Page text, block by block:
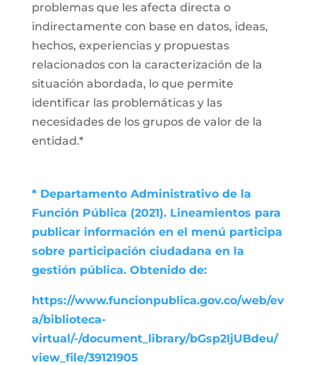
problemas que les afecta directa o
indirectamente con base en datos, ideas,
hechos, experiencias y propuestas
relacionados con la caracterización de la
situación abordada, lo que permite
identificar las problemáticas y las
necesidades de los grupos de valor de la
entidad.*
* Departamento Administrativo de la
Función Pública (2021). Lineamientos para
publicar información en el menú participa
sobre participación ciudadana en la
gestión pública. Obtenido de:
https://www.funcionpublica.gov.co/web/ev
a/biblioteca-
virtual/-/document_library/bGsp2IjUBdeu/
view_file/39121905